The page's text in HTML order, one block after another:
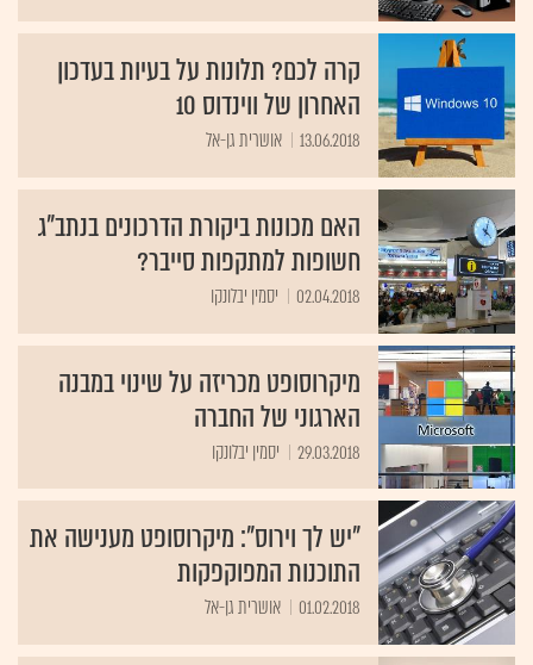
קרה לכם? תלונות על בעיות בעדכון
האחרון של ווינדוס 10
13.06.2018 אושרית גן-אל
האם מכונות ביקורת הדרכונים בנתב"ג
חשופות למתקפות סייבר?
02.04.2018 יסמין יבלונקו
מיקרוסופט מכריזה על שינוי במבנה
הארגוני של החברה
29.03.2018 יסמין יבלונקו
"יש לך וירוס": מיקרוסופט מענישה את
התוכנות המפוקפקות
01.02.2018 אושרית גן-אל